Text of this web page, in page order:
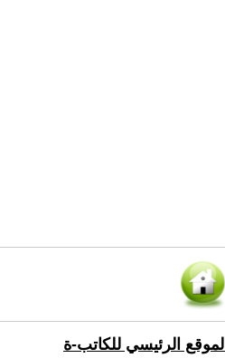
الموقع الرئيسي للكاتب-ة